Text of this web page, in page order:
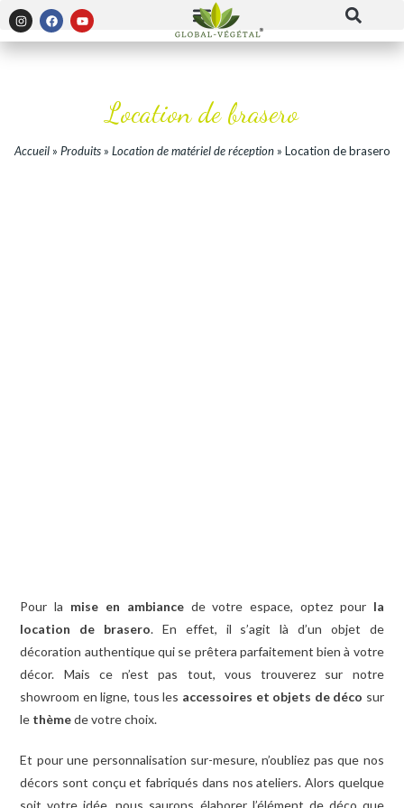
Location de brasero
Accueil» Produits» Location de matériel de réception» Location de brasero
Pour la mise en ambiancede votre espace, optez pour la
location de brasero. En effet, il s’agit là d’un objet de
décoration authentique qui se prêtera parfaitement bien à votre
décor. Mais ce n’est pas tout, vous trouverez sur notre
showroom en ligne, tous les accessoires et objets de déco sur
le thèmede votre choix.
Et pour une personnalisation sur-mesure, n’oubliez pas que nos
décors sont conçu et fabriqués dans nos ateliers. Alors quelque